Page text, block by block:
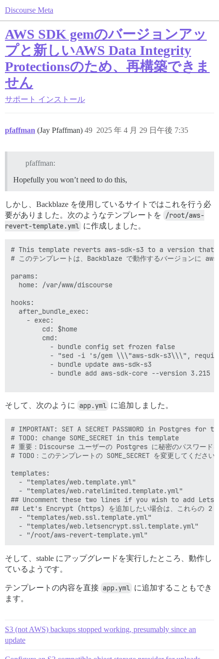
Discourse Meta
AWS SDK gemのバージョンアッ
プと新しいAWS Data Integrity
Protectionsのため、再構築できま
せん
サポート インストール
pfaffman (Jay Pfaffman) 2025 年 4 月 29 日午後 7:35
49
pfaffman:
Hopefully you won’t need to do this,
しかし、Backblaze を使用しているサイトではこれを行う必
要がありました。次のようなテンプレートを
/root/aws-
revert-template.yml に作成しました。
# This template reverts aws-sdk-s3 to a version that
# このテンプレートは、Backblaze で動作するバージョンに
params:
  home: /var/www/discourse
hooks:
  after_bundle_exec:
    - exec:
        cd: $home
        cmd:
          - bundle config set frozen false
- "sed -i 's/gem \\\"aws-sdk-s3\\\",
          - bundle update aws-sdk-s3
          - bundle add aws-sdk-core --version 3.215
そして、次のように app.yml に追加しました。
# IMPORTANT: SET A SECRET PASSWORD in Postgres for
# TODO: change SOME_SECRET in this template
# 重要：Discourse ユーザーの Postgres に秘密のパスワードを
# TODO：このテンプレートの SOME_SECRET を変更してください
templates:
  - "templates/web.template.yml"
  - "templates/web.ratelimited.template.yml"
## Uncomment these two lines if you wish to add
## Let's Encrypt (https) を追加したい場合は、これらの 2 行
  - "templates/web.ssl.template.yml"
  - "templates/web.letsencrypt.ssl.template.yml"
そして、stable にアップグレードを実行したところ、動作し
ているようです。
テンプレートの内容を直接 app.yml に追加することもでき
ます。
S3 (not AWS) backups stopped working, presumably since an
update